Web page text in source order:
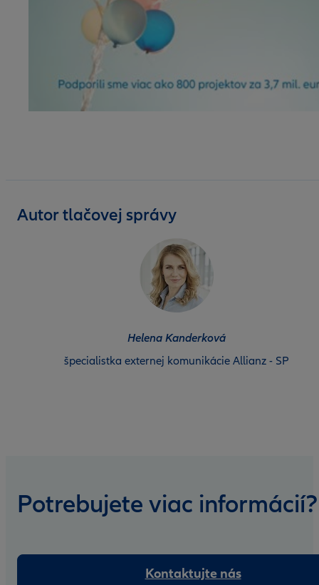
Autor tlačovej správy
Helena Kanderková
špecialistka externej komunikácie Allianz - SP
Potrebujete viac informácií?
Kontaktujte nás